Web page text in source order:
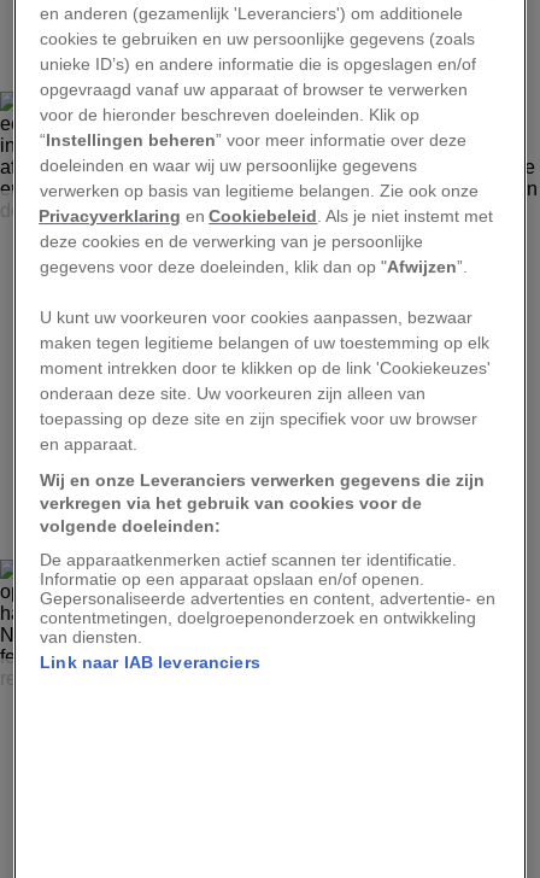
1
NASA, JPL CAL-TECH, CXC, ESA, NRAO, J. RHO SETI INSTITUTE
Op deze foto in valse kleuren uit januari is een restant van
een supernova te zien op zo'n 20.000 lichtjaar afstand van
afbeelding werd gemaakt op basis van gegevens van
infrarode en röntgenstraling, opgevangen door
verschillende telescopen in de ruimte en op aarde.
2
NASA, JPL
en anderen (gezamenlijk 'Leveranciers') om additionele
cookies te gebruiken en uw persoonlijke gegevens (zoals
unieke ID’s) en andere informatie die is opgeslagen en/of
opgevraagd vanaf uw apparaat of browser te verwerken
voor de hieronder beschreven doeleinden. Klik op
“Instellingen beheren” voor meer informatie over deze
doeleinden en waar wij uw persoonlijke gegevens
verwerken op basis van legitieme belangen. Zie ook onze
Privacyverklaring enCookiebeleid . Als je niet instemt met
deze cookies en de verwerking van je persoonlijke
gegevens voor deze doeleinden, klik dan op "Afwijzen”.
U kunt uw voorkeuren voor cookies aanpassen, bezwaar
maken tegen legitieme belangen of uw toestemming op elk
moment intrekken door te klikken op de link 'Cookiekeuzes'
onderaan deze site. Uw voorkeuren zijn alleen van
toepassing op deze site en zijn specifiek voor uw browser
en apparaat.
Wij en onze Leveranciers verwerken gegevens die zijn
verkregen via het gebruik van cookies voor de
volgende doeleinden:
De apparaatkenmerken actief scannen ter identificatie.
Informatie op een apparaat opslaan en/of openen.
Gepersonaliseerde advertenties en content, advertentie- en
contentmetingen, doelgroepenonderzoek en ontwikkeling
van diensten.
Link naar IAB leveranciers